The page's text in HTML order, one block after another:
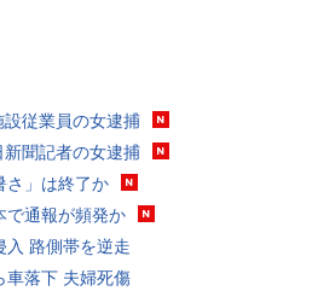
従業員の女逮捕
聞記者の女逮捕
さ」は終了か
で通報が頻発か
入 路側帯を逆走
車落下 夫婦死傷